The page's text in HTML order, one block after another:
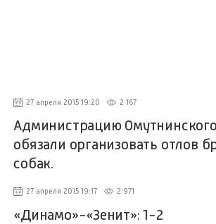
27 апреля 2015 19:20 2 167
Администрацию
обязали организовать отлов
собак.
27 апреля 2015 19:17 2 971
«Динамо»-«Зенит»: 1-2